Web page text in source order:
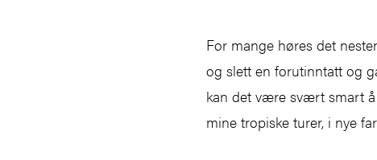
For mange høres det
og slett en forutinntatt og
kan det være svært smart å
mine tropiske turer, i nye